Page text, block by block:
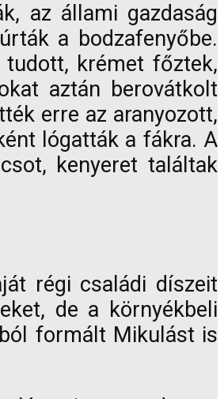
az állami gazdaság
a bodzafenyőbe.
krémet főztek,
aztán berovátkolt
erre az aranyozott,
lógatták a fákra. A
kenyeret találtak
régi családi díszeit
de a környékbeli
formált Mikulást is